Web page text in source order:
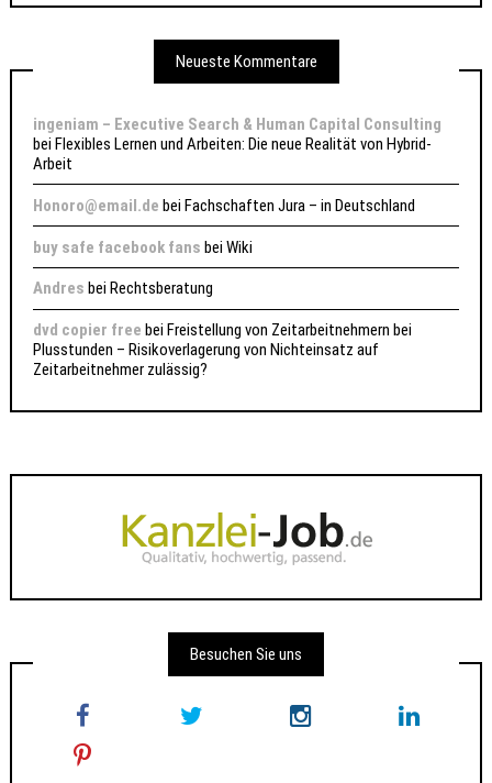
Neueste Kommentare
ingeniam – Executive Search & Human Capital Consulting
beiFlexibles Lernen und Arbeiten: Die neue Realität von Hybrid-
Arbeit
Honoro@email.de beiFachschaften Jura – in Deutschland
buy safe facebook fans beiWiki
Andres beiRechtsberatung
dvd copier free beiFreistellung von Zeitarbeitnehmern bei
Plusstunden – Risikoverlagerung von Nichteinsatz auf
Zeitarbeitnehmer zulässig?
Besuchen Sie uns